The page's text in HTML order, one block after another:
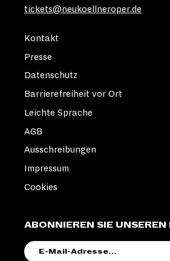
tickets@neukoellneroper.de
ABONNIEREN SIE
MAIL-
Kontakt
Presse
Datenschutz
Barrierefreiheit vor Ort
Leichte Sprache
AGB
Ausschreibungen
Impressum
Cookies